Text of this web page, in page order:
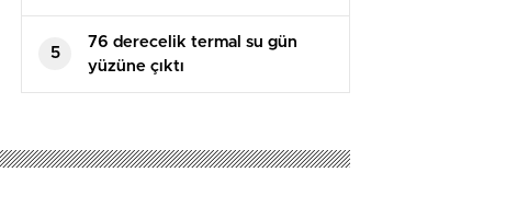
5
76 derecelik termal su gün
yüzüne çıktı